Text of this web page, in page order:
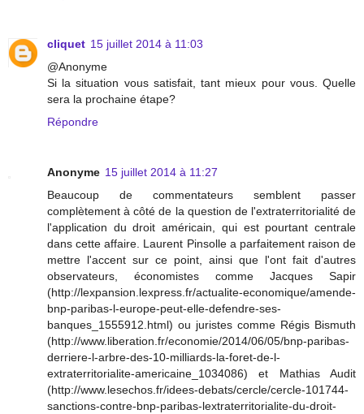
cliquet 15 juillet 2014 à 11:03
@Anonyme
Si la situation vous satisfait, tant mieux pour vous. Quelle
sera la prochaine étape?
Répondre
Anonyme 15 juillet 2014 à 11:27
Beaucoup de commentateurs semblent passer
complètement à côté de la question de l'extraterritorialité de
l'application du droit américain, qui est pourtant centrale
dans cette affaire. Laurent Pinsolle a parfaitement raison de
mettre l'accent sur ce point, ainsi que l'ont fait d'autres
observateurs, économistes comme Jacques Sapir
(http://lexpansion.lexpress.fr/actualite-economique/amende-
bnp-paribas-l-europe-peut-elle-defendre-ses-
banques_1555912.html) ou juristes comme Régis Bismuth
(http://www.liberation.fr/economie/2014/06/05/bnp-paribas-
derriere-l-arbre-des-10-milliards-la-foret-de-l-
extraterritorialite-americaine_1034086) et Mathias Audit
(http://www.lesechos.fr/idees-debats/cercle/cercle-101744-
sanctions-contre-bnp-paribas-lextraterritorialite-du-droit-